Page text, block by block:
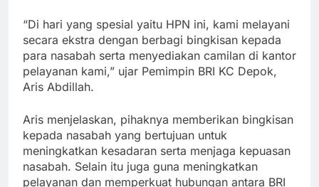
“Di hari yang spesial yaitu HPN ini, kami melayani
secara ekstra dengan berbagi bingkisan kepada
para nasabah serta menyediakan camilan di kantor
pelayanan kami,” ujar Pemimpin BRI KC Depok,
Aris Abdillah.
Aris menjelaskan, pihaknya memberikan bingkisan
kepada nasabah yang bertujuan untuk
meningkatkan kesadaran serta menjaga kepuasan
nasabah. Selain itu juga guna meningkatkan
pelayanan dan memperkuat hubungan antara BRI